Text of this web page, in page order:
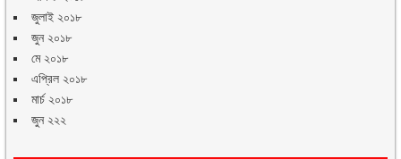
জুলাই ২০১৮
জুন ২০১৮
মে ২০১৮
এপ্রিল ২০১৮
মার্চ ২০১৮
জুন ২২২